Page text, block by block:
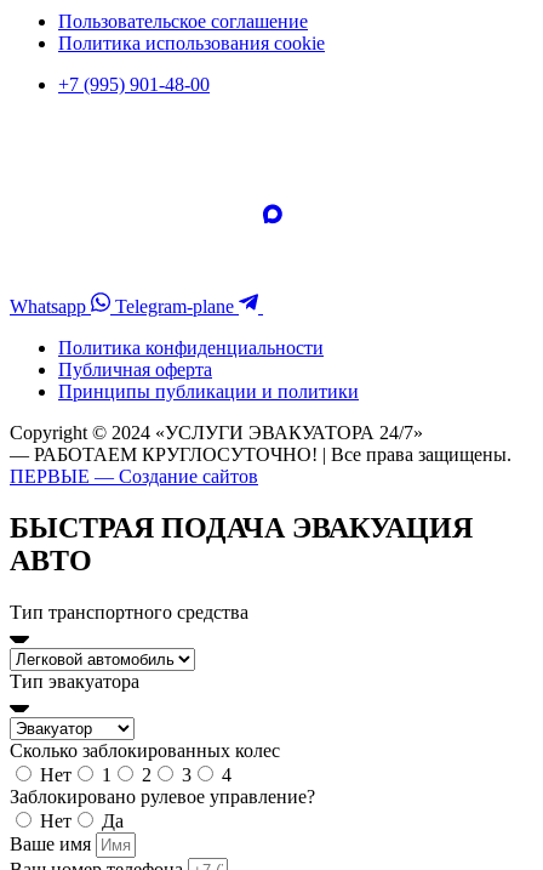
Пользовательское соглашение
Политика использования cookie
+7 (995) 901-48-00
Whatsapp
Telegram-plane
Политика конфиденциальности
Публичная оферта
Принципы публикации и политики
Copyright © 2024 «УСЛУГИ ЭВАКУАТОРА 24/7»
— РАБОТАЕМ КРУГЛОСУТОЧНО! | Все права защищены.
ПЕРВЫЕ — Создание сайтов
БЫСТРАЯ ПОДАЧА ЭВАКУАЦИЯ
АВТО
Тип транспортного средства
Тип эвакуатора
Сколько заблокированных колес
Нет
1 2 3
4
Заблокировано рулевое управление?
Нет
Да
Ваше имя